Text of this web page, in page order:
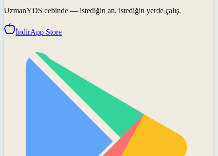
UzmanYDS cebinde — istediğin an, istediğin yerde çalış.
İndirApp Store